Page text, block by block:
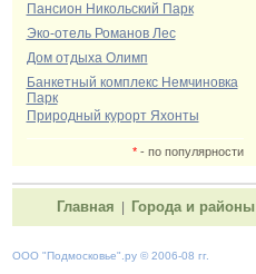
Пансион Никольский Парк
Эко-отель Романов Лес
Дом отдыха Олимп
Банкетный комплекс Немчиновка
Парк
Природный курорт Яхонты
*- по популярности
Главная Города и районы
ООО "Подмосковье" .ру © 2006-08 гг.